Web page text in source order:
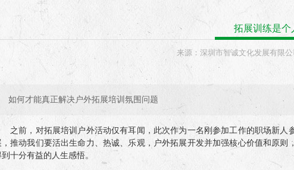
拓展训练是个
来源： 深圳市智诚文化发展有限公
如何才能真正解决户外拓展培训氛围问题
前，对拓展培训户外活动仅有耳闻，此次作为一名刚参加工作的职场新人
，推动我们要活出生命力、热诚、乐观，户外拓展开发并加强核心价值和原
到十分有益的人生感悟。